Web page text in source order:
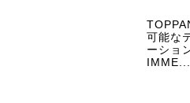
可能な
ーショ
IMME...